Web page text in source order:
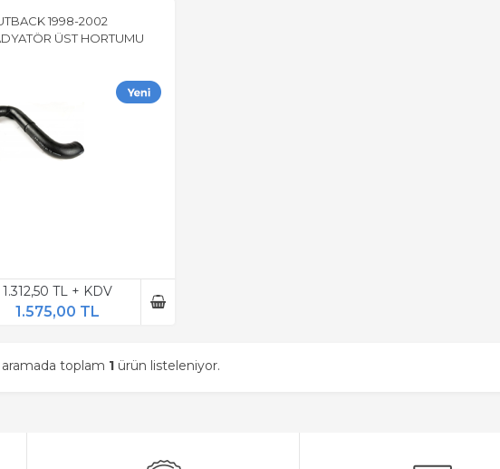
1998-2002
ÜST HORTUMU
1.312,50 TL + KDV
1.575,00 TL
aramada toplam 1 ürün listeleniyor.